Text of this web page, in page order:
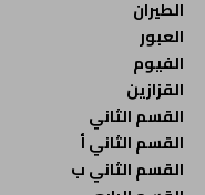
الطيران
العبور
الفيوم
القزازين
القسم الثاني
القسم الثاني أ
القسم الثاني ب